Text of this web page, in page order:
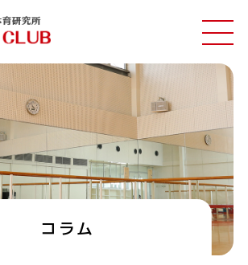
コラム